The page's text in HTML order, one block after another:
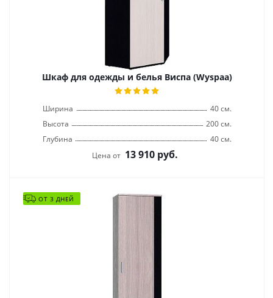
Шкаф для одежды и белья Виспа (Wyspaa)
Ширина
40 см.
Высота
200 см.
Глубина
40 см.
Цена от 13 910 руб.
ОТ 3 ДНЕЙ